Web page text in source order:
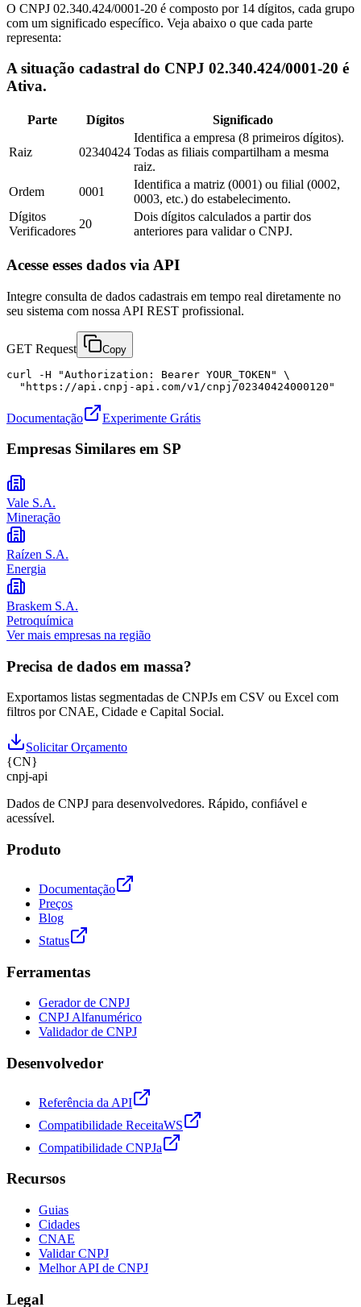
O CNPJ 02.340.424/0001-20 é composto por 14 dígitos, cada grupo
com um significado específico. Veja abaixo o que cada parte
representa:
A situação cadastral do CNPJ 02.340.424/0001-20 é
Ativa.
Parte Dígitos Significado
Raiz 02340424
Identifica a empresa (8 primeiros dígitos).
Todas as filiais compartilham a mesma
raiz.
Ordem
0001
Identifica a matriz (0001) ou filial (0002,
0003, etc.) do estabelecimento.
Dígitos
Verificadores
20
Dois dígitos calculados a partir dos
anteriores para validar o CNPJ.
Acesse esses dados via API
Integre consulta de dados cadastrais em tempo real diretamente no
seu sistema com nossa API REST profissional.
GET Request Copy
curl -H "Authorization: Bearer YOUR_TOKEN" \
  "https://api.cnpj-api.com/v1/cnpj/02340424000120"
Documentação Experimente Grátis
Empresas Similares em SP
Vale S.A.
Mineração
Raízen S.A.
Energia
Braskem S.A.
Petroquímica
Ver mais empresas na região
Precisa de dados em massa?
Exportamos listas segmentadas de CNPJs em CSV ou Excel com
filtros por CNAE, Cidade e Capital Social.
Solicitar Orçamento
{CN}
cnpj-api
Dados de CNPJ para desenvolvedores. Rápido, confiável e
acessível.
Produto
Documentação
Preços
Blog
Status
Ferramentas
Gerador de CNPJ
CNPJ Alfanumérico
Validador de CNPJ
Desenvolvedor
Referência da API
Compatibilidade ReceitaWS
Compatibilidade CNPJa
Recursos
Guias
Cidades
CNAE
Validar CNPJ
Melhor API de CNPJ
Legal